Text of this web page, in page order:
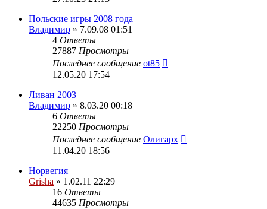
Польские игры 2008 года
Владимир » 7.09.08 01:51
4 Ответы
27887 Просмотры
Последнее сообщение ot85
12.05.20 17:54
Ливан 2003
Владимир » 8.03.20 00:18
6 Ответы
22250 Просмотры
Последнее сообщение Олигарх
11.04.20 18:56
Норвегия
Grisha » 1.02.11 22:29
16 Ответы
44635 Просмотры